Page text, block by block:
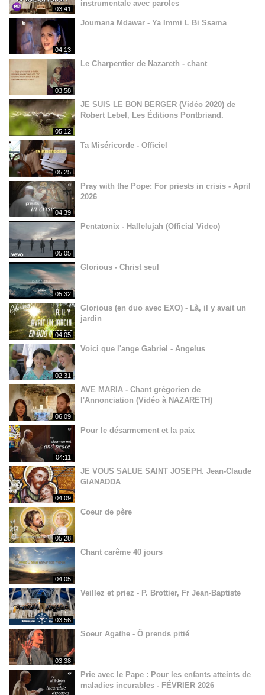
03:41
instrumentale avec paroles
04:13
Joumana Mdawar - Ya Immi L Bi Ssama
03:58
Le Charpentier de Nazareth - chant
05:12
JE SUIS LE BON BERGER (Vidéo 2020) de
Robert Lebel, Les Éditions Pontbriand.
05:25
Ta Miséricorde - Officiel
04:39
Pray with the Pope: For priests in crisis - April
2026
05:05
Pentatonix - Hallelujah (Official Video)
05:32
Glorious - Christ seul
04:05
Glorious (en duo avec EXO) - Là, il y avait un
jardin
02:31
Voici que l'ange Gabriel - Angelus
06:09
AVE MARIA - Chant grégorien de
l'Annonciation (Vidéo à NAZARETH)
04:11
Pour le désarmement et la paix
04:09
JE VOUS SALUE SAINT JOSEPH. Jean-Claude
GIANADDA
05:28
Coeur de père
04:05
Chant carême 40 jours
03:56
Veillez et priez - P. Brottier, Fr Jean-Baptiste
03:38
Soeur Agathe - Ô prends pitié
Prie avec le Pape : Pour les enfants atteints de
maladies incurables - FÉVRIER 2026